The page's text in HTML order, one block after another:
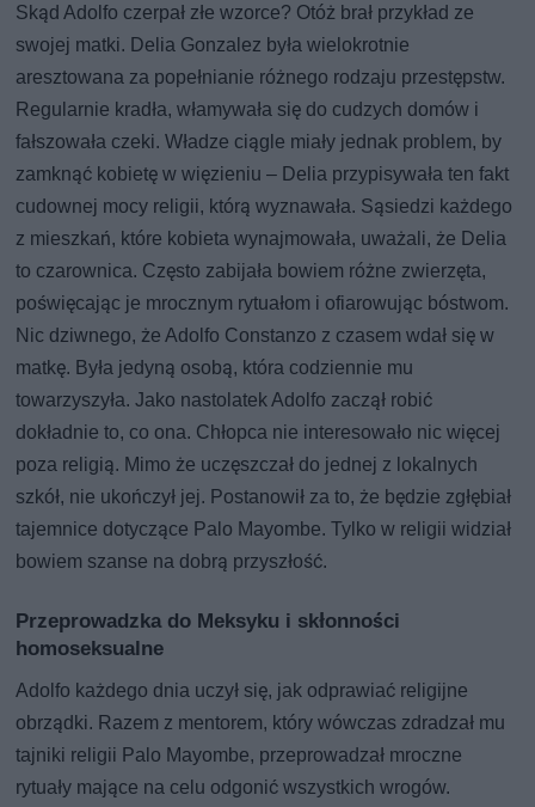
Skąd Adolfo czerpał złe wzorce? Otóż brał przykład ze
swojej matki. Delia Gonzalez była wielokrotnie
aresztowana za popełnianie różnego rodzaju przestępstw.
Regularnie kradła, włamywała się do cudzych domów i
fałszowała czeki. Władze ciągle miały jednak problem, by
zamknąć kobietę w więzieniu – Delia przypisywała ten fakt
cudownej mocy religii, którą wyznawała. Sąsiedzi każdego
z mieszkań, które kobieta wynajmowała, uważali, że Delia
to czarownica. Często zabijała bowiem różne zwierzęta,
poświęcając je mrocznym rytuałom i ofiarowując bóstwom.
Nic dziwnego, że Adolfo Constanzo z czasem wdał się w
matkę. Była jedyną osobą, która codziennie mu
towarzyszyła. Jako nastolatek Adolfo zaczął robić
dokładnie to, co ona. Chłopca nie interesowało nic więcej
poza religią. Mimo że uczęszczał do jednej z lokalnych
szkół, nie ukończył jej. Postanowił za to, że będzie zgłębiał
tajemnice dotyczące Palo Mayombe. Tylko w religii widział
bowiem szanse na dobrą przyszłość.
Przeprowadzka do Meksyku i skłonności
homoseksualne
Adolfo każdego dnia uczył się, jak odprawiać religijne
obrządki. Razem z mentorem, który wówczas zdradzał mu
tajniki religii Palo Mayombe, przeprowadzał mroczne
rytuały mające na celu odgonić wszystkich wrogów.